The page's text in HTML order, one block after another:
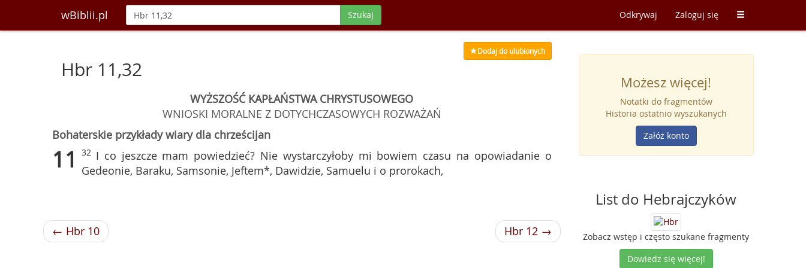
wBiblii.pl Szukaj Odkrywaj Zaloguj się
Dodaj do ulubionych
Hbr 11,32
WYŻSZOŚĆ KAPŁAŃSTWA CHRYSTUSOWEGO
WNIOSKI MORALNE Z DOTYCHCZASOWYCH ROZWAŻAŃ
Bohaterskie przykłady wiary dla chrześcijan
11 32 I co jeszcze mam powiedzieć? Nie wystarczyłoby mi bowiem czasu na opowiadanie o
Gedeonie, Baraku, Samsonie, Jeftem*, Dawidzie, Samuelu i o prorokach,
← Hbr 10 Hbr 12 →
Możesz więcej!
Notatki do fragmentów
Historia ostatnio wyszukanych
Załóż konto
List do Hebrajczyków
Zobacz wstęp i często szukane fragmenty
Dowiedz się więcej!